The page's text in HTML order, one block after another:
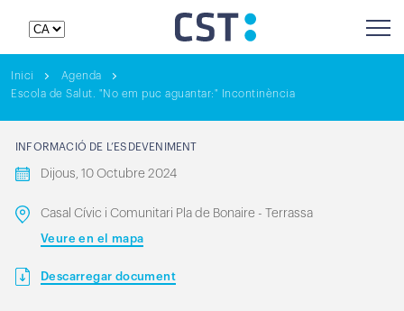
Inici
Agenda
Escola de Salut. "No em puc aguantar:" Incontinència
INFORMACIÓ DE L’ESDEVENIMENT
Dijous, 10 Octubre 2024
Casal Cívic i Comunitari Pla de Bonaire - Terrassa
Veure en el mapa
Descarregar document